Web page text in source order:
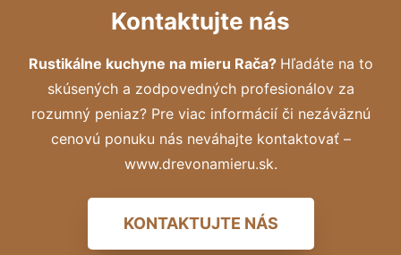
Kontaktujte nás
Rustikálne kuchyne na mieru Rača? Hľadáte na to
skúsených a zodpovedných profesionálov za
rozumný peniaz? Pre viac informácií či nezáväznú
cenovú ponuku nás neváhajte kontaktovať –
www.drevonamieru.sk.
KONTAKTUJTE NÁS